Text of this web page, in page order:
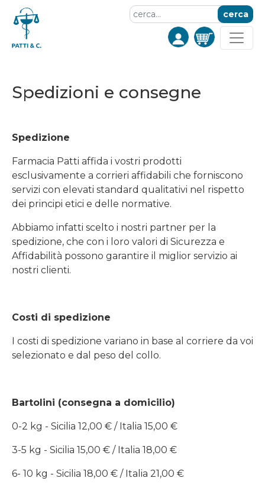
cerca
Spedizioni e consegne
Spedizione
Farmacia Patti affida i vostri prodotti
esclusivamente a corrieri affidabili che forniscono
servizi con elevati standard qualitativi nel rispetto
dei principi etici e delle normative.
Abbiamo infatti scelto i nostri partner per la
spedizione, che con i loro valori di Sicurezza e
Affidabilità possono garantire il miglior servizio ai
nostri clienti.
Costi di spedizione
I costi di spedizione variano in base al corriere da voi
selezionato e dal peso del collo.
Bartolini (consegna a domicilio)
0-2 kg - Sicilia 12,00 € / Italia 15,00 €
3-5 kg - Sicilia 15,00 € / Italia 18,00 €
6- 10 kg - Sicilia 18,00 € / Italia 21,00 €